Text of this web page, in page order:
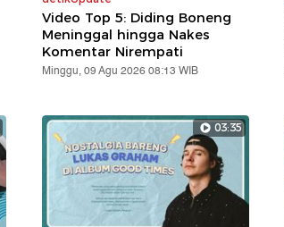
Video Top 5: Diding Boneng
Meninggal hingga Nakes
Komentar Nirempati
Minggu, 09 Agu 2026 08:13 WIB
03:35